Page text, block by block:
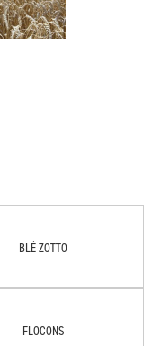
BLÉ ZOTTO
FLOCONS